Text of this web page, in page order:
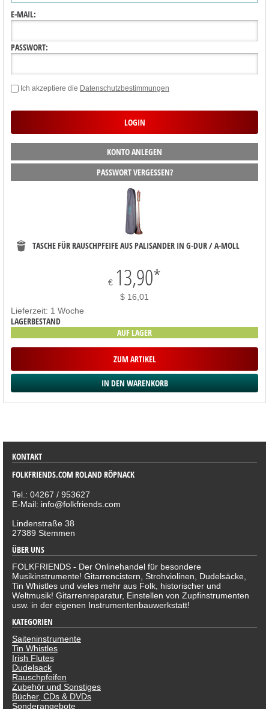
E-MAIL:
PASSWORT:
Ich akzeptiere die Datenschutzbestimmungen
KONTO ANLEGEN
PASSWORT VERGESSEN?
TASCHE FÜR RAUSCHPFEIFE AUS PALISANDER IN G-DUR / A-MOLL
€ 13,90*
$ 16,01
Lieferzeit: 1 Woche
LAGERBESTAND
AUF LAGER
ZUM ARTIKEL
KONTAKT
FOLKFRIENDS.COM ROLAND RÖPNACK
Tel.: 04267 / 953627
E-Mail: info@folkfriends.com
Lindenstraße 38
27389 Stemmen
ÜBER UNS
FOLKFRIENDS - Der Onlinehandel für besondere
Musikinstrumente! Gitarrencistern, Strohviolinen, Dudelsäcke,
Tin Whistles und vieles mehr aus Folk, historischer und
Weltmusik! Gitarrenreparatur, Einstellen von Zupfinstrumenten
usw. in der eigenen Instrumentenbauwerkstatt!
KATEGORIEN
Saiteninstrumente
Tin Whistles
Irish Flutes
Dudelsack
Rauschpfeifen
Zubehör und Sonstiges
Bücher, CDs & DVDs
Sonderangebote